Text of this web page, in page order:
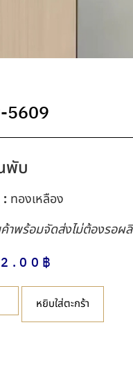
5609
พับ
ทองเหลือง
าพร้อมจัดส่งไม่ต้องรอผ
฿
หยิบใส่ตะกร้า